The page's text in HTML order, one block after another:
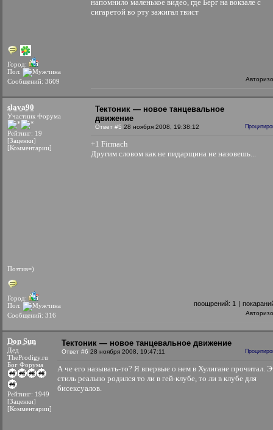
Город:
Пол:
Сообщений: 3609
напомнило маленькое видео, где Берг на вокзале с
сигаретой во рту зажигал твист
slava90
Участник Форума
Рейтинг: 19
[Заценки]
[Комментарии]
Позтив=)
Город:
Пол:
Сообщений: 316
Тектоник — новое танцевальное
движение
Ответ #5 28 ноября 2008, 19:38:12
+1 Firmach
Другим словом как не пидарщина не назовешь...
поощрений: 1 |
Don Sun
Дед
TheProdigy.ru
Бог Форума
Рейтинг: 1949
[Заценки]
[Комментарии]
Тектоник — новое танцевальное движение
Ответ #6 28 ноября 2008, 19:47:11
А че его называть-то? Я впервые о нем в Хулигане прочитал.
стиль реально родился то ли в гей-клубе, то ли в клубе для
бисексуалов.